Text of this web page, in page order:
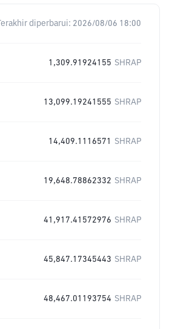
Terakhir diperbarui: 2026/08/06 18:00
1,309.91924155 SHRAP
13,099.19241555 SHRAP
14,409.1116571 SHRAP
19,648.78862332 SHRAP
41,917.41572976 SHRAP
45,847.17345443 SHRAP
48,467.01193754 SHRAP